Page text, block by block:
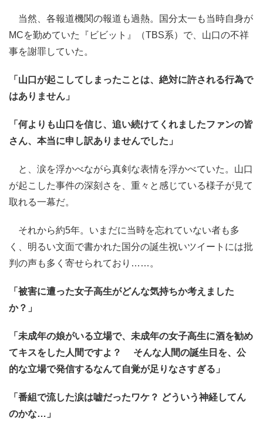
当然、各報道機関の報道も過熱。国分太一も当時自身が
MCを勤めていた『ビビット』（TBS系）で、山口の不祥
事を謝罪していた。
「山口が起こしてしまったことは、絶対に許される行為で
はありません」
「何よりも山口を信じ、追い続けてくれましたファンの皆
さん、本当に申し訳ありませんでした」
と、涙を浮かべながら真剣な表情を浮かべていた。山口
が起こした事件の深刻さを、重々と感じている様子が見て
取れる一幕だ。
それから約5年。いまだに当時を忘れていない者も多
く、明るい文面で書かれた国分の誕生祝いツイートには批
判の声も多く寄せられており……。
「被害に遭った女子高生がどんな気持ちか考えました
か？」
「未成年の娘がいる立場で、未成年の女子高生に酒を勧め
てキスをした人間ですよ？ そんな人間の誕生日を、公
的な立場で発信するなんて自覚が足りなさすぎる」
「番組で流した涙は嘘だったワケ？ どういう神経してん
のかな…」